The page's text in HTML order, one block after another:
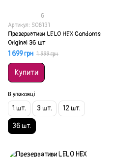
6
Артикул: SO8131
Презервативи LELO HEX Condoms
Original 36 шт
1 699 грн 1 999 грн
Купити
В упаковці
1 шт. 3 шт. 12 шт.
36 шт.
Акція